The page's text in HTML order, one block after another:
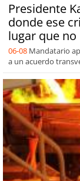
Presidente
donde ese
lugar que no
06-08 Mandatario
a un acuerdo